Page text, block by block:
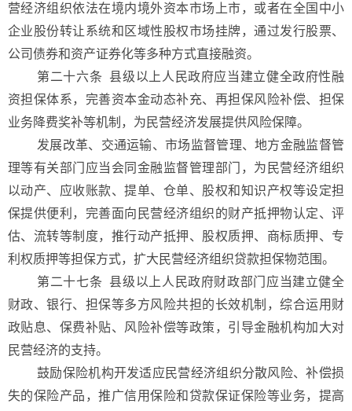
营经济组织依法在境内境外资本市场上市，或者在全国中小
企业股份转让系统和区域性股权市场挂牌，通过发行股票、
公司债券和资产证券化等多种方式直接融资。
第二十六条 县级以上人民政府应当建立健全政府性融
资担保体系，完善资本金动态补充、再担保风险补偿、担保
业务降费奖补等机制，为民营经济发展提供风险保障。
发展改革、交通运输、市场监督管理、地方金融监督管
理等有关部门应当会同金融监督管理部门，为民营经济组织
以动产、应收账款、提单、仓单、股权和知识产权等设定担
保提供便利，完善面向民营经济组织的财产抵押物认定、评
估、流转等制度，推行动产抵押、股权质押、商标质押、专
利权质押等担保方式，扩大民营经济组织贷款担保物范围。
第二十七条 县级以上人民政府财政部门应当建立健全
财政、银行、担保等多方风险共担的长效机制，综合运用财
政贴息、保费补贴、风险补偿等政策，引导金融机构加大对
民营经济的支持。
鼓励保险机构开发适应民营经济组织分散风险、补偿损
失的保险产品，推广信用保险和贷款保证保险等业务，提高